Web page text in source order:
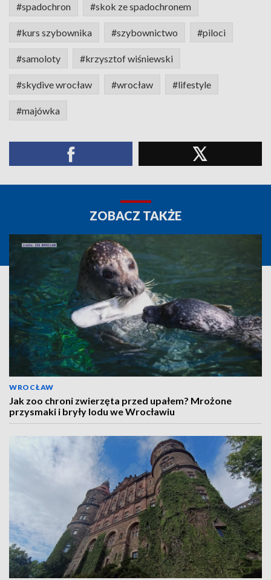
#spadochron #skok ze spadochronem
#kurs szybownika #szybownictwo #piloci
#samoloty #krzysztof wiśniewski
#skydive wrocław #wrocław #lifestyle
#majówka
ZOBACZ TAKŻE
WROCŁAW
Jak zoo chroni zwierzęta przed upałem? Mrożone
przysmaki i bryły lodu we Wrocławiu